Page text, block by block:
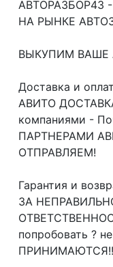
АВТОРАЗБОР43 -
НА РЫНКЕ
ВЫКУПИМ ВАШЕ
Доcтавка и
АВИТО
компаниями -
ПАРТНЕРАМИ
ОТПРАВЛЯЕМ!
Гарантия и
ЗА
попробовать ?